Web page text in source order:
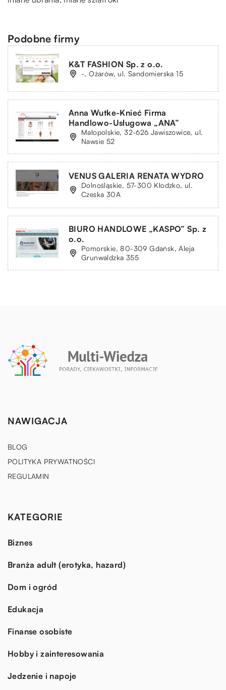
Podobne firmy
K&T FASHION Sp. z o.o.
-, Ożarów, ul. Sandomierska 15
Anna Wutke-Knieć Firma
Handlowo-Usługowa „ANA”
Małopolskie, 32-626 Jawiszowice, ul.
Nawsie 52
VENUS GALERIA RENATA WYDRO
Dolnośląskie, 57-300 Kłodzko, ul.
Czeska 30A
BIURO HANDLOWE „KASPO” Sp. z
o.o.
Pomorskie, 80-309 Gdańsk, Aleja
Grunwaldzka 355
NAWIGACJA
BLOG
POLITYKA PRYWATNOŚCI
REGULAMIN
KATEGORIE
Biznes
Branża adult (erotyka, hazard)
Dom i ogród
Edukacja
Finanse osobiste
Hobby i zainteresowania
Jedzenie i napoje